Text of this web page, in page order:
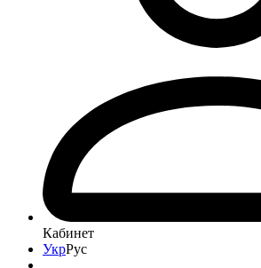
Кабинет
УкрРус